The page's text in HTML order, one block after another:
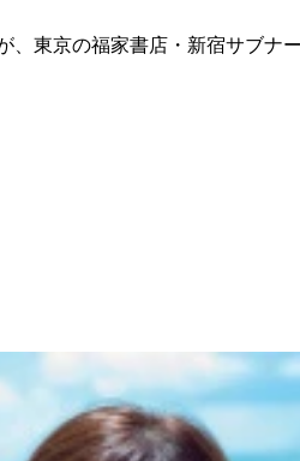
東京の福家書店・新宿サブナ